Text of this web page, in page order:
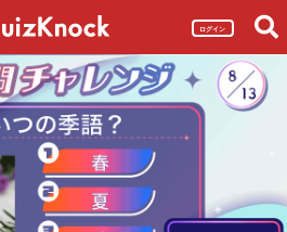
ログイン